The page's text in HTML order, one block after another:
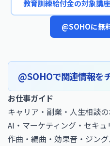
教育訓練給付金の対象講
@SOHOに無
@SOHOで関連情報を
お仕事ガイド
キャリア・副業・人生相談
AI・マーケティング・セキ
作曲・編曲・効果音・ジン